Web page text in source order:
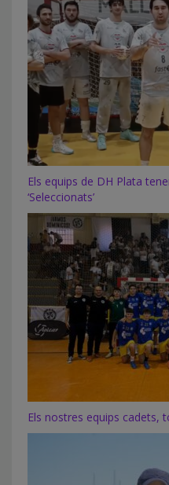
Els equips de DH Plata
‘Seleccionats’
Els nostres equips cadets,